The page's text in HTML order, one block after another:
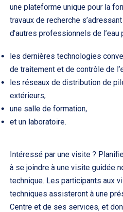
une plateforme unique pour la
travaux de recherche
d’autres professionnels de l’eau
les dernières technologies
de traitement et de contrôle de
les réseaux de distribution de
extérieurs,
une salle de formation,
et un laboratoire.
Intéressé par une visite ?
à se joindre à une visite guidée
technique. Les participants aux
techniques assisteront à une
Centre et de ses services, et